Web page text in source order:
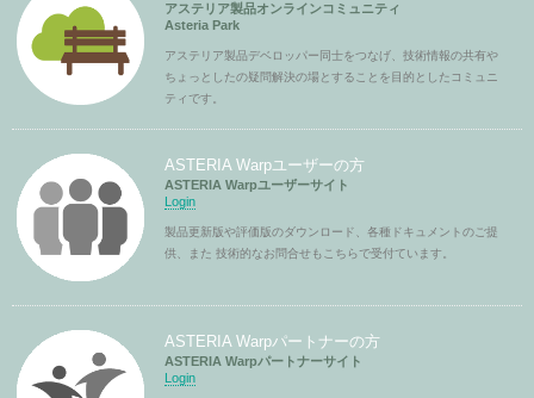
アステリア製品オンラインコミュニティ
Asteria Park
アステリア製品デベロッパー同士をつなげ、技術情報の共有や
ちょっとしたの疑問解決の場とすることを目的としたコミュニ
ティです。
ASTERIA Warpユーザーの方
ASTERIA Warpユーザーサイト
Login
製品更新版や評価版のダウンロード、各種ドキュメントのご提
供、また 技術的なお問合せもこちらで受付ています。
ASTERIA Warpパートナーの方
ASTERIA Warpパートナーサイト
Login